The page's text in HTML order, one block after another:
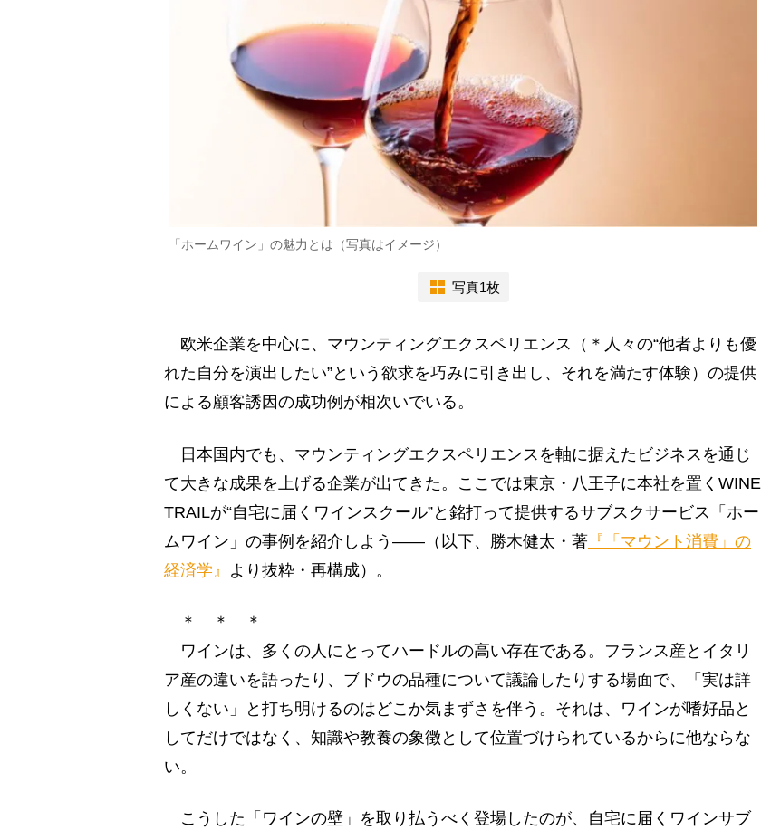
「ホームワイン」の魅力とは（写真はイメージ）
写真1枚
欧米企業を中心に、マウンティングエクスペリエンス（＊人々の“他者よりも優
れた自分を演出したい”という欲求を巧みに引き出し、それを満たす体験）の提供
による顧客誘因の成功例が相次いでいる。
日本国内でも、マウンティングエクスペリエンスを軸に据えたビジネスを通じ
て大きな成果を上げる企業が出てきた。ここでは東京・八王子に本社を置くWINE
TRAILが“自宅に届くワインスクール”と銘打って提供するサブスクサービス「ホー
ムワイン」の事例を紹介しよう――（以下、勝木健太・著 『「マウント消費」の
経済学』 より抜粋・再構成）。
＊ ＊ ＊
ワインは、多くの人にとってハードルの高い存在である。フランス産とイタリ
ア産の違いを語ったり、ブドウの品種について議論したりする場面で、「実は詳
しくない」と打ち明けるのはどこか気まずさを伴う。それは、ワインが嗜好品と
してだけではなく、知識や教養の象徴として位置づけられているからに他ならな
い。
こうした「ワインの壁」を取り払うべく登場したのが、自宅に届くワインサブ